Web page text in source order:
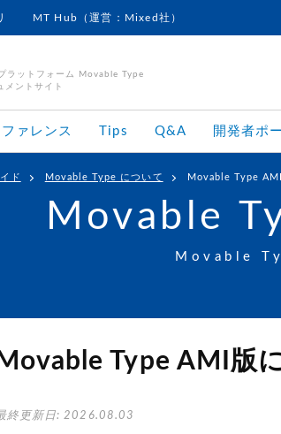
MT Hub（運営：Mixed社）
ラットフォーム Movable Type
メントサイト
ファレンス Tips Q&A 開発者ポ
ド Movable Type について Movable Type
Movable
Movable
Movable Type AMI版
終更新日: 2026.08.03